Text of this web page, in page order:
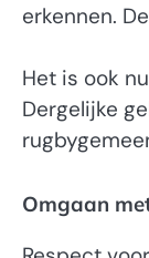
erkennen.
Het is ook
Dergelijke
Omgaan